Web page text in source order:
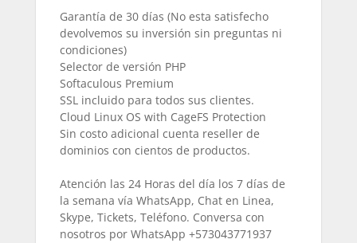
Garantía de 30 días (No esta satisfecho
devolvemos su inversión sin preguntas ni
condiciones)
Selector de versión PHP
Softaculous Premium
SSL incluido para todos sus clientes.
Cloud Linux OS with CageFS Protection
Sin costo adicional cuenta reseller de
dominios con cientos de productos.
Atención las 24 Horas del día los 7 días de
la semana vía WhatsApp, Chat en Linea,
Skype, Tickets, Teléfono. Conversa con
nosotros por WhatsApp +573043771937